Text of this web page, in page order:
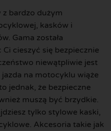
bardzo dużym
kasków i
Gama została
cieszyć się bezpiecznie
niewątpliwie jest
na motocyklu wiąże
jednak, że bezpieczne
muszą być brzydkie.
tylko stylowe kaski,
Akcesoria takie jak